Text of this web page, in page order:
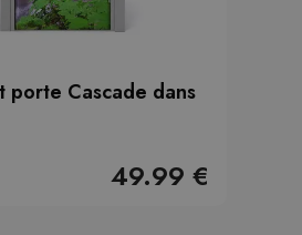
porte Cascade dans
49.99 €